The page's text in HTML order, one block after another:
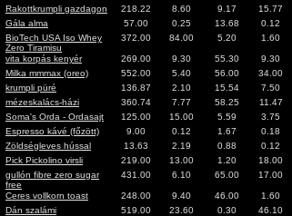
Rakottkrumpli gazdagon
218.22 8.60 9.17
15.77
Gála alma
57.00 0.25 13.68
0.12
BioTech USA Iso Whey
Zero Tiramisu
372.00 84.00 5.20 1.60
vita korpás kenyér 269.00 9.30 55.30
9.30
Milka mmmax (oreo)
552.00 5.40 56.00
34.00
krumpli püré
136.87 2.10 15.54
7.50
mézeskalács-házi
360.74 7.77 58.25
11.47
Soma's Orda - Ordasajt
125.00 15.00 5.59
3.75
Espresso kávé (főzött)
9.00 0.12 1.67
0.18
Zöldségleves hússal
13.63 2.19 0.88
0.12
Pick Pickolino virsli
219.00 13.00 1.20
18.00
gullón fibre zero sugar
free
431.00 6.10 65.00 17.00
Ceres vollkorn toast 248.00 9.40 46.00
1.60
Dán szalámi
519.00 23.60 0.30
46.10